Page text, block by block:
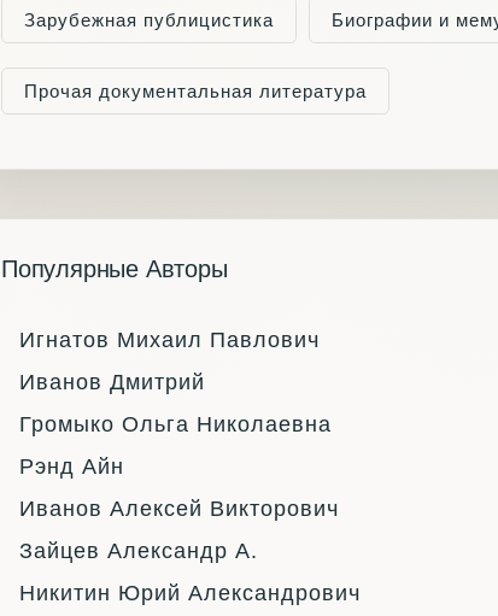
Зарубежная публицистика Биографии и
Прочая документальная литература
Популярные Авторы
Игнатов Михаил Павлович
Иванов Дмитрий
Громыко Ольга Николаевна
Рэнд Айн
Иванов Алексей Викторович
Зайцев Александр А.
Никитин Юрий Александрович